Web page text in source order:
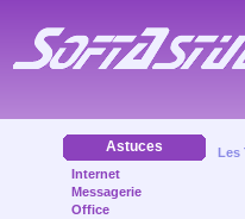
Astuces
Internet
Messagerie
Office
Les